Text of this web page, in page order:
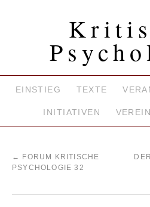
EINSTIEG TEXTE
INITIATIVEN VEREIN
←
FORUM KRITISCHE
PSYCHOLOGIE 32